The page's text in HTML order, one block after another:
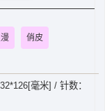
俏皮
毫米] / 针数：